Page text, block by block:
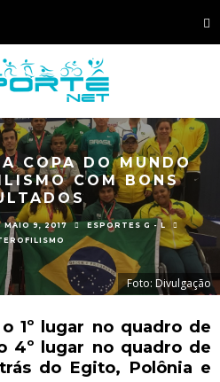
COPA DO MUNDO
COM BONS
MAIO 9, 2017
ESPORTES G - L
Foto: Divulgação
1º lugar no quadro de
4º lugar no quadro de
do Egito, Polônia e